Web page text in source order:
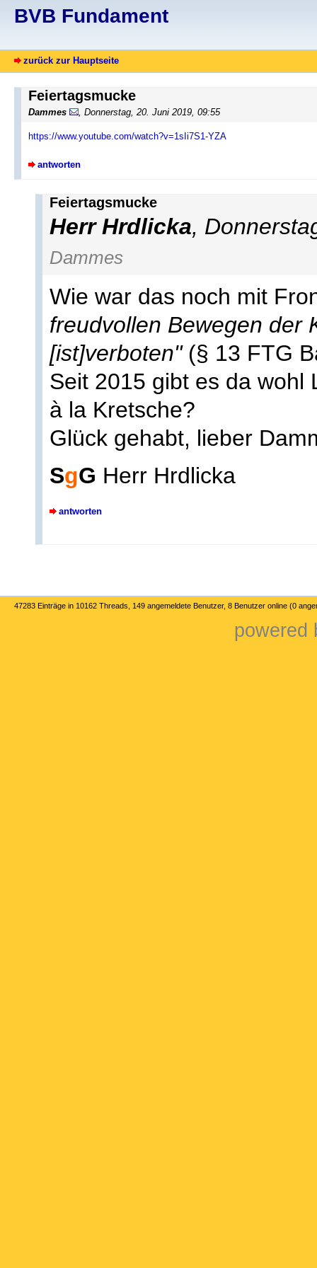
BVB Fundament
zurück zur Hauptseite
Feiertagsmucke
Dammes , Donnerstag, 20. Juni 2019, 09:55
https://www.youtube.com/watch?v=1sIi7S1-YZA
antworten
Feiertagsmucke
Herr Hrdlicka,
Dammes
Wie war das noch mit
freudvollen Bewegen der
[ist]verboten"(§ 13 FTG
Seit 2015 gibt es da wohl
à la Kretsche?
Glück gehabt, lieber
SgG Herr Hrdlicka
antworten
47283 Einträge in 10162 Threads, 149 angemeldete Benutzer, 8 Benutzer online (0
powered